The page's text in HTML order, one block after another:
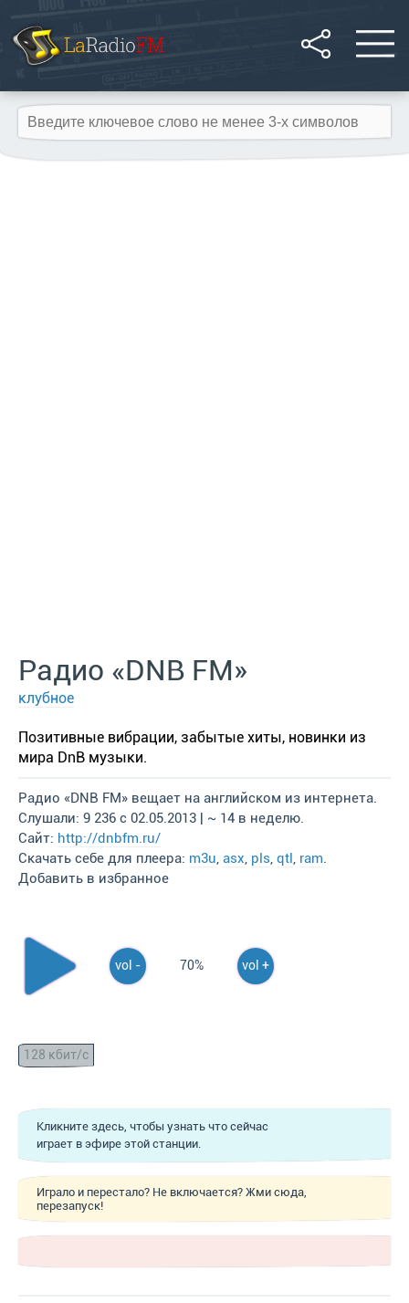
Радио «DNB FM»
клубное
Позитивные вибрации, забытые хиты, новинки из
мира DnB музыки.
Радио «DNB FM» вещает на английском из интернета.
Слушали: 9 236 с 02.05.2013 | ~ 14 в неделю.
Сайт: http://dnbfm.ru/
Скачать себе для плеера: m3u, asx, pls, qtl, ram.
Добавить в избранное
vol - 70% vol +
128 кбит/с
Кликните здесь, чтобы узнать что сейчас
играет в эфире этой станции.
Играло и перестало? Не включается? Жми сюда,
перезапуск!